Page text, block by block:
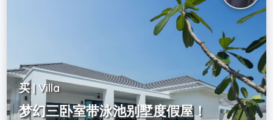
买 | Villa
梦幻三卧室带泳池别墅度假屋！